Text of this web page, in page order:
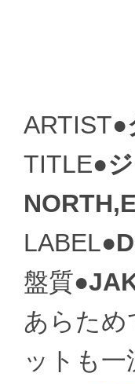
ARTIST●
TITLE●
LABEL●
盤質●
あらた
ットも一